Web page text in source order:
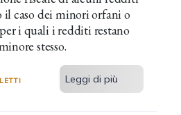
il caso dei minori orfani o
i quali i redditi restano
stesso.
Leggi di più